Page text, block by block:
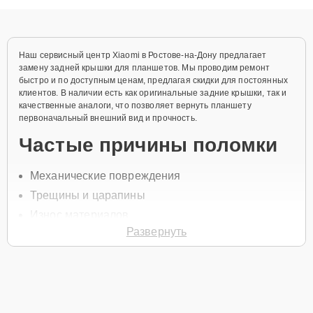
Наш сервисный центр Xiaomi в Ростове-на-Дону предлагает
замену задней крышки для планшетов. Мы проводим ремонт
быстро и по доступным ценам, предлагая скидки для постоянных
клиентов. В наличии есть как оригинальные задние крышки, так и
качественные аналоги, что позволяет вернуть планшету
первоначальный внешний вид и прочность.
Частые причины поломки
Механические повреждения
Трещины и царапины
Деформация от падений
Развернуть